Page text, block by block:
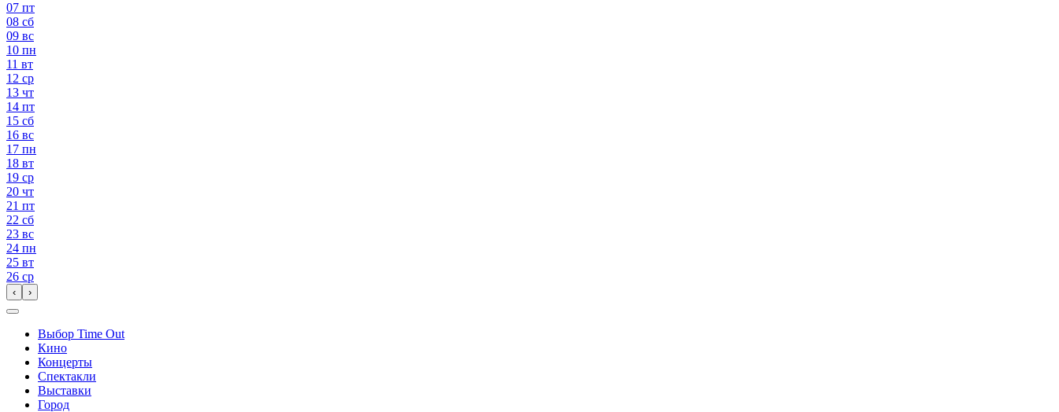
07 пт
08 сб
09 вс
10 пн
11 вт
12 ср
13 чт
14 пт
15 сб
16 вс
17 пн
18 вт
19 ср
20 чт
21 пт
22 сб
23 вс
24 пн
25 вт
26 ср
‹ ›
Выбор Time Out
Кино
Концерты
Спектакли
Выставки
Город